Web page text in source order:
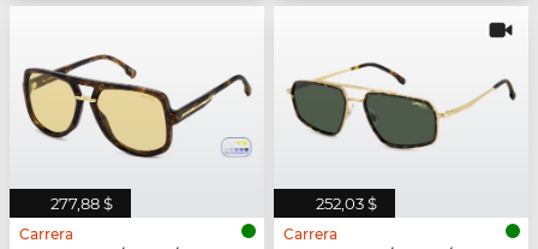
277,88 $
Carrera
252,03 $
Carrera